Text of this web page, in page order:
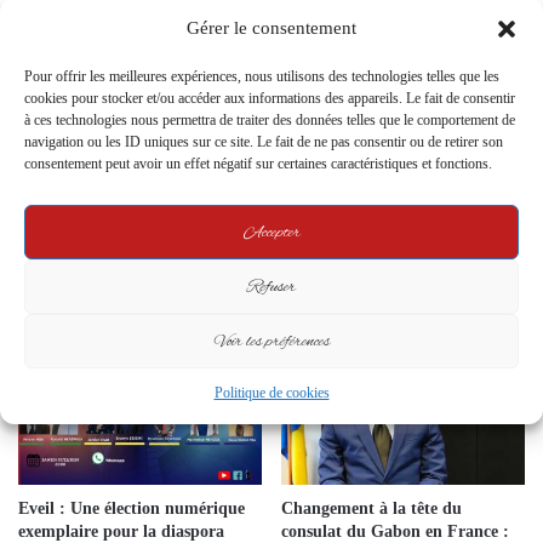
Gérer le consentement
Pour offrir les meilleures expériences, nous utilisons des technologies telles que les
cookies pour stocker et/ou accéder aux informations des appareils. Le fait de consentir
à ces technologies nous permettra de traiter des données telles que le comportement de
navigation ou les ID uniques sur ce site. Le fait de ne pas consentir ou de retirer son
consentement peut avoir un effet négatif sur certaines caractéristiques et fonctions.
Accepter
Refuser
Voir les préférences
Politique de cookies
Mobilisation de la Diaspora
Gabonaise à Paris en Prévision
de la Venue de Brice Clotaire
Morts, Assaillant en Fuite
16 October 2023
Eveil : Une élection numérique
exemplaire pour la diaspora
Changement à la tête du
consulat du Gabon en France :